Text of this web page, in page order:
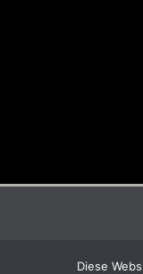
Diese